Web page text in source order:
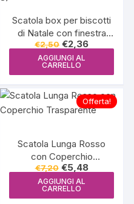
Scatola box per biscotti
di Natale con finestra
(modello 3)
€2,50 Il
prezzo
originale
era:
€2,36Il
prezzo
AGGIUNGI AL
CARRELLO
Offerta!
Scatola Lunga Rosso
con Coperchio
Trasparente
€7,20 Il
prezzo
originale
era:
€5,48Il
prezzo
AGGIUNGI AL
CARRELLO